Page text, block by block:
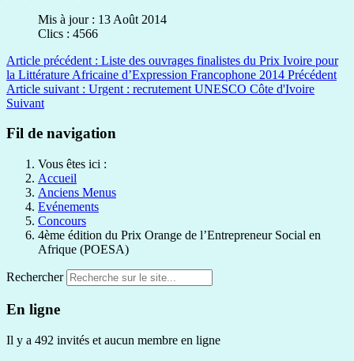
Mis à jour : 13 Août 2014
Clics : 4566
Article précédent : Liste des ouvrages finalistes du Prix Ivoire pour
la Littérature Africaine d’Expression Francophone 2014 Précédent
Article suivant : Urgent : recrutement UNESCO Côte d'Ivoire
Suivant
Fil de navigation
Vous êtes ici :
Accueil
Anciens Menus
Evénements
Concours
4ème édition du Prix Orange de l’Entrepreneur Social en
Afrique (POESA)
Rechercher
En ligne
Il y a 492 invités et aucun membre en ligne